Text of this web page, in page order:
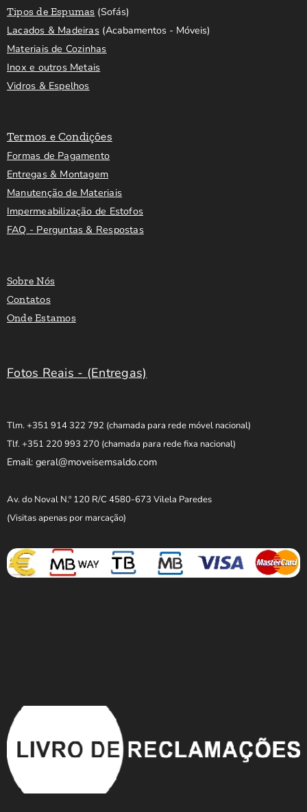
Tipos de Espumas (Sofás)
Lacados & Madeiras(Acabamentos - Móveis)
Materiais de Cozinhas
Inox e outros Metais
Vidros & Espelhos
Termos e Condições
Formas de Pagamento
Entregas & Montagem
Manutenção de Materiais
Impermeabilização de Estofos
FAQ - Perguntas & Respostas
Sobre Nós
Contatos
Onde Estamos
Fotos Reais - (Entregas)
Tlm. +351 914 322 792 (chamada para rede móvel nacional)
Tlf. +351 220 993 270 (chamada para rede fixa nacional)
Email: geral@moveisemsaldo.com
Av. do Noval N.º 120 R/C 4580-673 Vilela Paredes
(Visitas apenas por marcação)